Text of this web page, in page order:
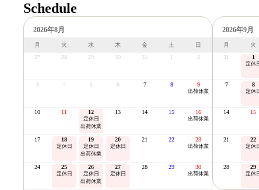
Schedule
2026年8月
月 火 水 木 金 土
日
27
28 29 30 31 1 2
3 4 5 6 7 8 9
出荷休業
10 11 12
定休日
出荷休業
13 14 15 16
出荷休業
17 18
定休日
19
定休日
出荷休業
20
定休日
21 22 23
出荷休業
24 25
定休日
26
定休日
出荷休業
27
定休日
28 29 30
出荷休業
2026年9月
月 火
31
1
定休
7 8
定休
14 15
21 22
定休
28 29
定休